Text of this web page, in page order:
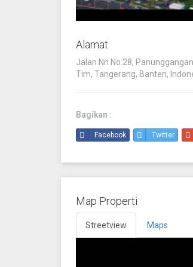
Alamat
Jalan Nn No.28,
Tim, Tangerang, Banten,
Bagikan :
Facebook Twitter
Map Properti
Streetview Maps